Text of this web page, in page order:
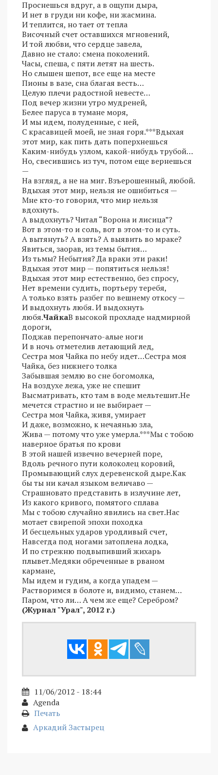
Проснешься вдруг, а в ощупи дыра,
И нет в груди ни кофе, ни жасмина.
И теплится, но тает от тепла
Височный счет оставшихся мгновений,
И той любви, что сердце завела,
Давно не стало: смена поколений.
Часы, спеша, с пяти летят на шесть.
Но слышен шепот, все еще на месте
Пионы в вазе, сна благая весть…
Целую плечи радостной невесте…
Под вечер жизни утро мудреней,
Белее паруса в тумане моря,
И мы идем, полуденные, с ней,
С красавицей моей, не зная горя.***Вдыхая
этот мир, как пить дать поперхнешься
Каким-нибудь узлом, какой-нибудь трубой…
Но, свесившись из туч, потом еще вернешься
—
На взгляд, а не на миг. Взъерошенный, любой.
Вдыхая этот мир, нельзя не ошибиться —
Мне кто-то говорил, что мир нельзя
вдохнуть.
А выдохнуть? Читал “Ворона и лисица”?
Вот в этом-то и соль, вот в этом-то и суть.
А вытянуть? А взять? А выявить во мраке?
Явиться, заорав, из темы бытия…
Из тьмы? Небытия? Да враки эти раки!
Вдыхая этот мир — попятиться нельзя!
Вдыхая этот мир естественно, без спросу,
Нет времени судить, портьеру теребя,
А только взять разбег по вешнему откосу —
И выдохнуть любя. И выдохнуть
любя.ЧайкаВ высокой прохладе надмирной
дороги,
Поджав перепончато-алые ноги
И в ночь отметелив летающий лед,
Сестра моя Чайка по небу идет…Сестра моя
Чайка, без нижнего толка
Забывшая землю во сне богомолка,
На воздухе лежа, уже не спешит
Высматривать, кто там в воде мельтешит.Не
мечется страстно и не выбирает —
Сестра моя Чайка, живя, умирает
И даже, возможно, к нечаянью зла,
Жива — потому что уже умерла.***Мы с тобою
наверное братья по крови
В этой нашей извечно вечерней поре,
Вдоль речного пути колоколец коровий,
Промывающий слух деревенской дыре.Как
бы ты ни качал языком величаво —
Страшновато представить в излучине лет,
Из какого кривого, помятого сплава
Мы с тобою случайно явились на свет.Нас
мотает свирепой эпохи походка
И бесцельных ударов уродливый счет,
Навсегда под ногами затоплена лодка,
И по стрежню подвыпивший жихарь
плывет.Медяки обреченные в рваном
кармане,
Мы идем и гудим, а когда упадем —
Растворимся в болоте и, видимо, станем…
Паром, что ли… А чем же еще? Серебром?
(Журнал "Урал", 2012 г.)
11/06/2012 - 18:44
Agenda
Печать
Аркадий Застырец